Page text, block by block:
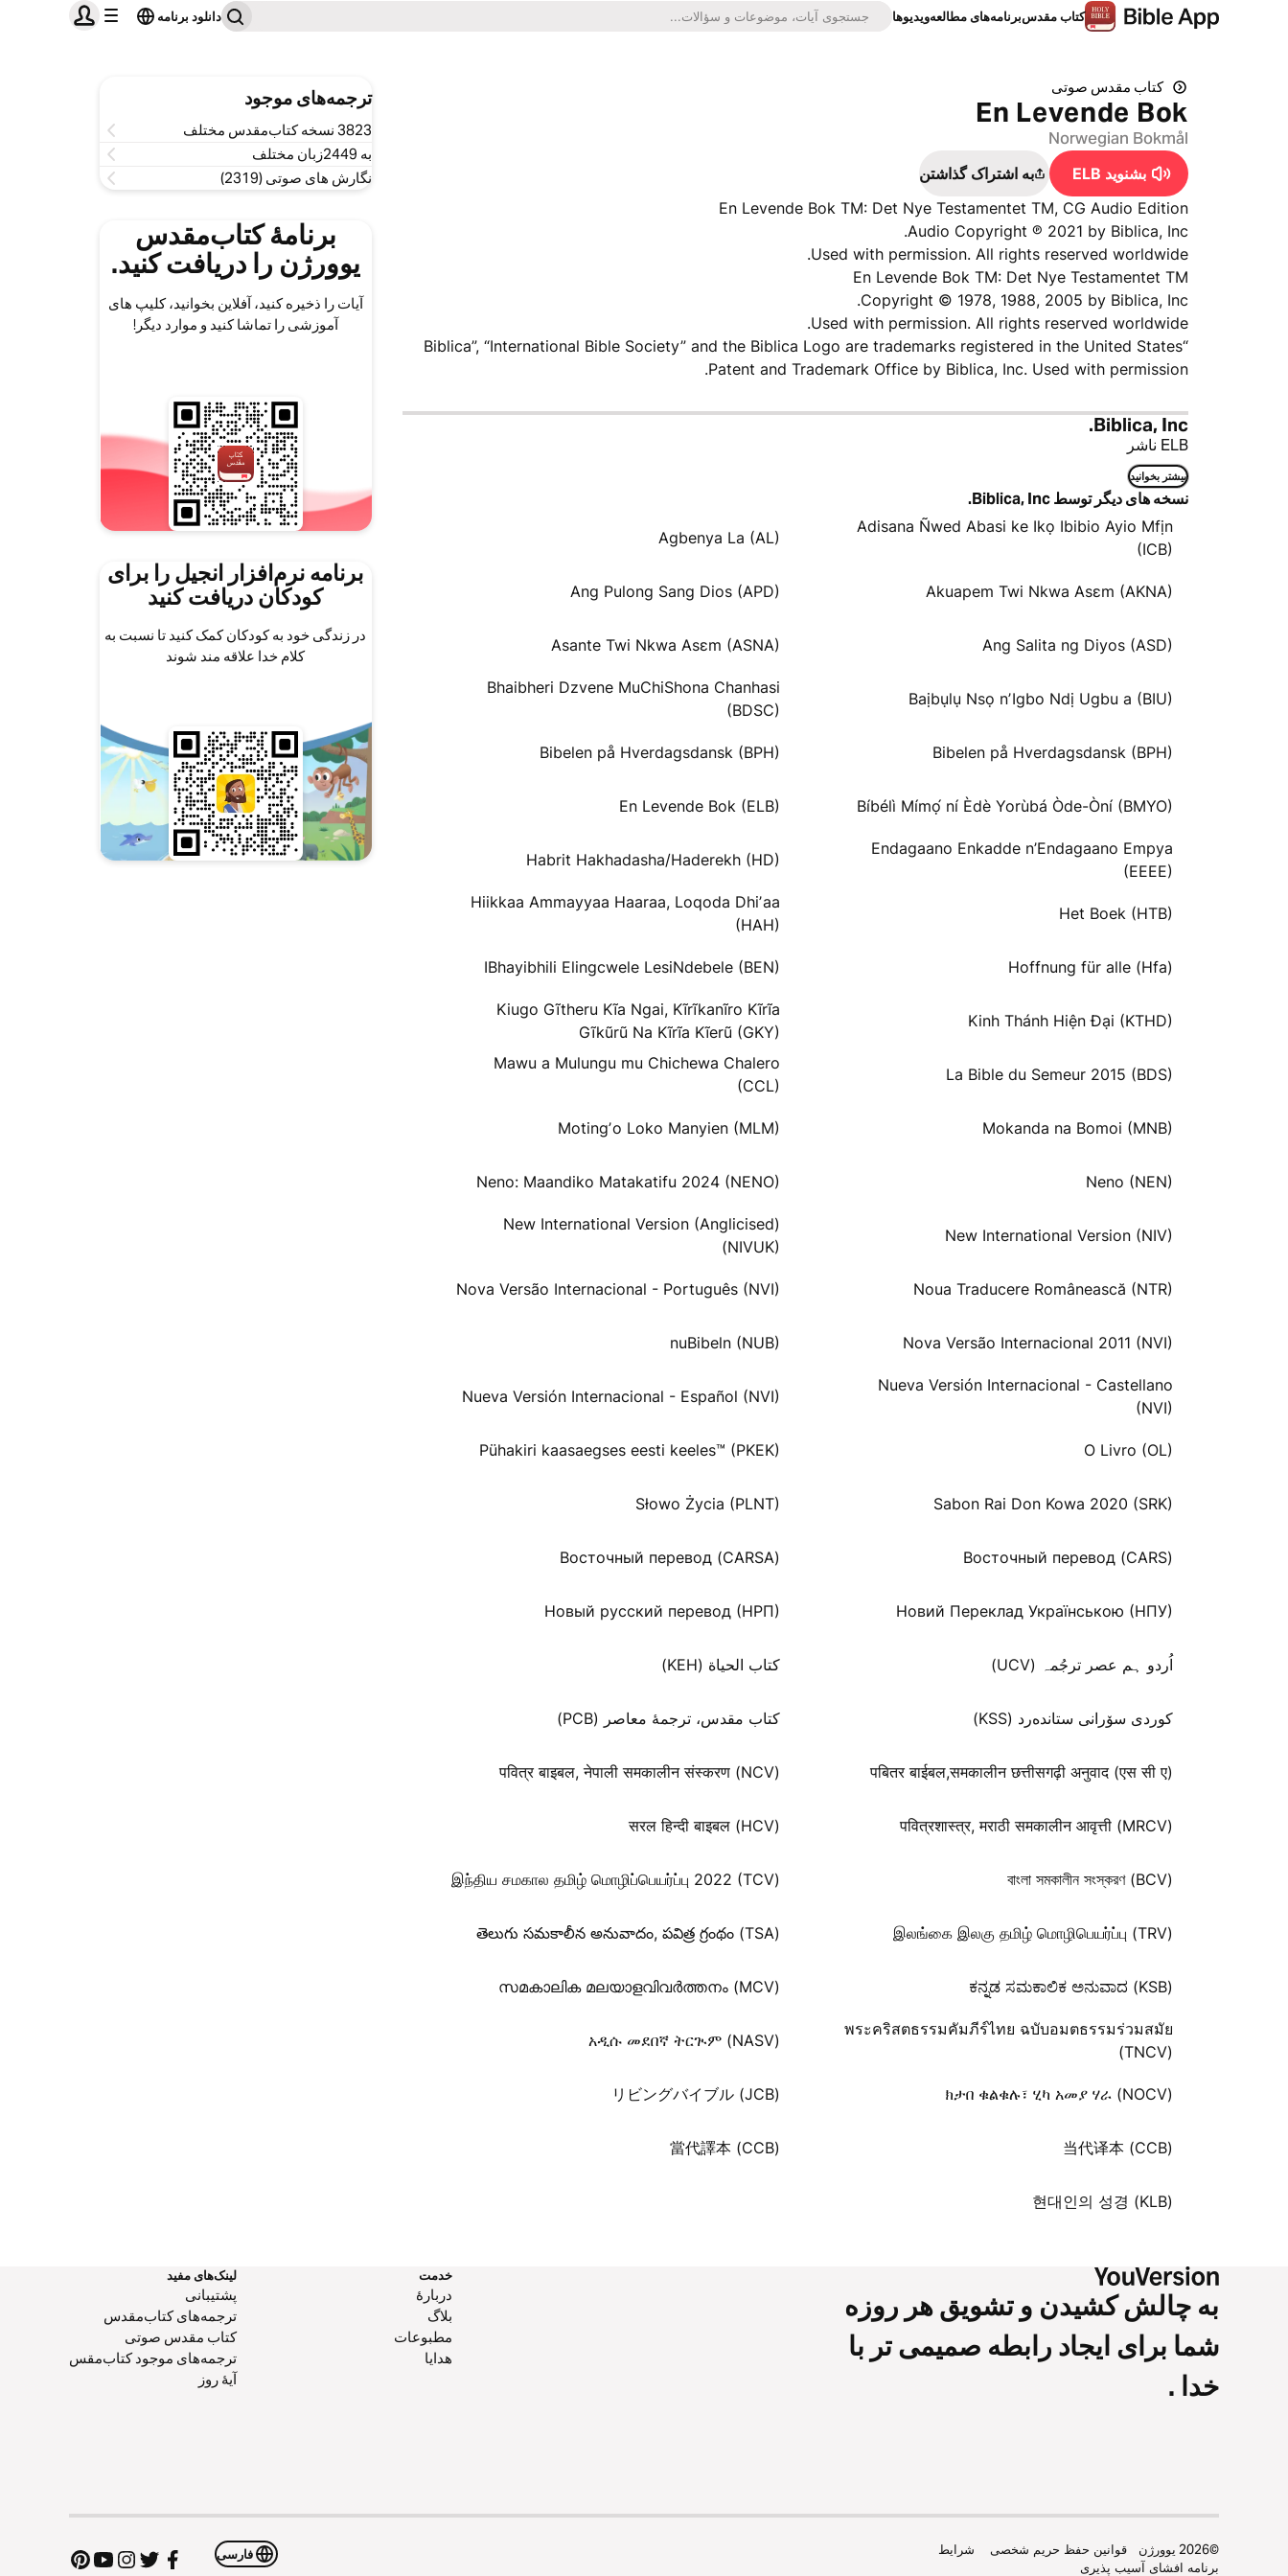
كتاب‌ مقدسبرنامه‌های مطالعهویدیوها دانلود برنامه
کتاب‌ مقدس صوتی
En Levende Bok
Norwegian Bokmål
بشنويد ELB
به اشتراک گذاشتن
En Levende Bok TM: Det Nye Testamentet TM, CG Audio Edition
Audio Copyright ℗ 2021 by Biblica, Inc.
Used with permission. All rights reserved worldwide.
En Levende Bok TM: Det Nye Testamentet TM
Copyright © 1978, 1988, 2005 by Biblica, Inc.
Used with permission. All rights reserved worldwide.
“Biblica”, “International Bible Society” and the Biblica Logo are trademarks registered in the United States
Patent and Trademark Office by Biblica, Inc. Used with permission.
Biblica, Inc.
ELB ناشر
بیشتر بخوانید
نسخه های دیگر توسط Biblica, Inc.
Adisana Ñwed Abasi ke Ikọ Ibibio Ayio Mfịn
(ICB)
Agbenya La (AL)
Akuapem Twi Nkwa Asɛm (AKNA)
Ang Pulong Sang Dios (APD)
Ang Salita ng Diyos (ASD)
Asante Twi Nkwa Asɛm (ASNA)
Baịbụlụ Nsọ nʼIgbo Ndị Ugbu a (BIU)
Bhaibheri Dzvene MuChiShona Chanhasi
(BDSC)
Bibelen på Hverdagsdansk (BPH)
Bibelen på Hverdagsdansk (BPH)
Bíbélì Mímọ́ ní Èdè Yorùbá Òde-Òní (BMYO)
En Levende Bok (ELB)
Endagaano Enkadde n’Endagaano Empya
(EEEE)
Habrit Hakhadasha/Haderekh (HD)
Het Boek (HTB)
Hiikkaa Ammayyaa Haaraa, Loqoda Dhiʼaa
(HAH)
Hoffnung für alle (Hfa)
IBhayibhili Elingcwele LesiNdebele (BEN)
Kinh Thánh Hiện Đại (KTHD)
Kiugo Gĩtheru Kĩa Ngai, Kĩrĩkanĩro Kĩrĩa
Gĩkũrũ Na Kĩrĩa Kĩerũ (GKY)
La Bible du Semeur 2015 (BDS)
Mawu a Mulungu mu Chichewa Chalero
(CCL)
Mokanda na Bomoi (MNB)
Motingʼo Loko Manyien (MLM)
Neno (NEN)
Neno: Maandiko Matakatifu 2024 (NENO)
New International Version (NIV)
New International Version (Anglicised)
(NIVUK)
Noua Traducere Românească (NTR)
Nova Versão Internacional - Português (NVI)
Nova Versão Internacional 2011 (NVI)
nuBibeln (NUB)
Nueva Versión Internacional - Castellano
(NVI)
Nueva Versión Internacional - Español (NVI)
O Livro (OL)
Pühakiri kaasaegses eesti keeles™ (PKEK)
Sabon Rai Don Kowa 2020 (SRK)
Słowo Życia (PLNT)
Восточный перевод (CARS)
Восточный перевод (CARSA)
Новий Переклад Українською (НПУ)
Новый русский перевод (НРП)
اُردو ہم عصر ترجُمہ (UCV) كتاب الحياة (KEH)
كوردی سۆرانی ستانده‌رد (KSS) کتاب مقدس، ترجمۀ معاصر (PCB)
पबितर बाईबल,समकालीन छत्तीसगढ़ी अनुवाद (एस सी ए)
पवित्र बाइबल, नेपाली समकालीन संस्करण (NCV)
पवित्रशास्त्र, मराठी समकालीन आवृत्ती (MRCV)
सरल हिन्दी बाइबल (HCV)
বাংলা সমকালীন সংস্করণ (BCV)
இந்திய சமகால தமிழ் மொழிப்பெயர்ப்பு 2022 (TCV)
இலங்கை இலகு தமிழ் மொழிபெயர்ப்பு (TRV)
తెలుగు సమకాలీన అనువాదం, పవిత్ర గ్రంథం (TSA)
ಕನ್ನಡ ಸಮಕಾಲಿಕ ಅನುವಾದ (KSB)
സമകാലിക മലയാളവിവർത്തനം (MCV)
พระคริสตธรรมคัมภีร์ไทย ฉบับอมตธรรมร่วมสมัย
(TNCV)
አዲሱ መደበኛ ትርጒም (NASV)
ክታበ ቁልቁሉ፣ ሂካ አመያ ሃራ (NOCV)
リビングバイブル (JCB)
当代译本 (CCB)
當代譯本 (CCB)
현대인의 성경 (KLB)
ترجمه‌های موجود
3823 نسخه کتاب‌مقدس مختلف
به 2449زبان مختلف
نگارش های صوتی (2319)
برنامۀ کتاب‌مقدس
یوورژن را دریافت کنید.
آیات را ذخیره کنید، آفلاین بخوانید، کلیپ های
آموزشی را تماشا کنید و موارد دیگر!
برنامه نرم‌افزار انجیل را برای
کودکان دریافت کنید
در زندگی خود به کودکان کمک کنید تا نسبت به
کلام خدا علاقه مند شوند
به چالش کشیدن و تشویق هر روزه
شما برای ایجاد رابطه صمیمی تر با
خدا .
خدمت
دربارهٔ
بلاگ
مطبوعات
هدایا
لینک‌های مفید
پشتیبانی
ترجمه‌های کتاب‌مقدس
کتاب‌ مقدس صوتی
ترجمه‌های موجود کتاب‌مقس
آیۀ روز
فارسی ©
2026 یوورژن قوانین حفظ حریم شخصی
شرايط
برنامه افشای آسیب پذیری